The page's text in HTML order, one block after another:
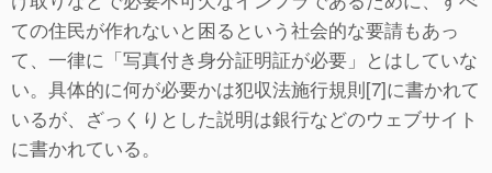
ての住民が作れないと困るという社会的な要請もあっ
て、一律に「写真付き身分証明証が必要」とはしていな
い。具体的に何が必要かは犯収法施行規則[7]に書かれて
いるが、ざっくりとした説明は銀行などのウェブサイト
に書かれている。